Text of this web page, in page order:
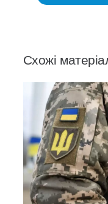
Схожі